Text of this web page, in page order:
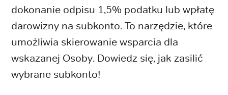
dokonanie odpisu 1,5% podatku lub wpłatę
darowizny na subkonto. To narzędzie, które
umożliwia skierowanie wsparcia dla
wskazanej Osoby. Dowiedz się, jak zasilić
wybrane subkonto!